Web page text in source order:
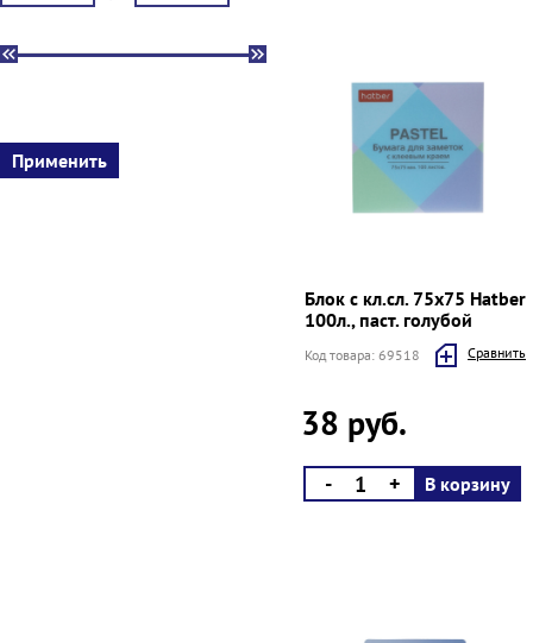
Блок с кл.сл. 75х75 Hatber
100л., паст. голубой
Код товара: 69518 Cравнить
38 руб.
- + В корзину